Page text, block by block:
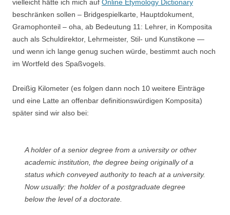
vielleicht hätte ich mich auf Online Etymology Dictionary
beschränken sollen – Bridgespielkarte, Hauptdokument,
Gramophonteil – oha, ab Bedeutung 11: Lehrer, in Komposita
auch als Schuldirektor, Lehrmeister, Stil- und Kunstikone —
und wenn ich lange genug suchen würde, bestimmt auch noch
im Wortfeld des Spaßvogels.
Dreißig Kilometer (es folgen dann noch 10 weitere Einträge
und eine Latte an offenbar definitionswürdigen Komposita)
später sind wir also bei:
A holder of a senior degree from a university or other
academic institution, the degree being originally of a
status which conveyed authority to teach at a university.
Now usually: the holder of a postgraduate degree
below the level of a doctorate.